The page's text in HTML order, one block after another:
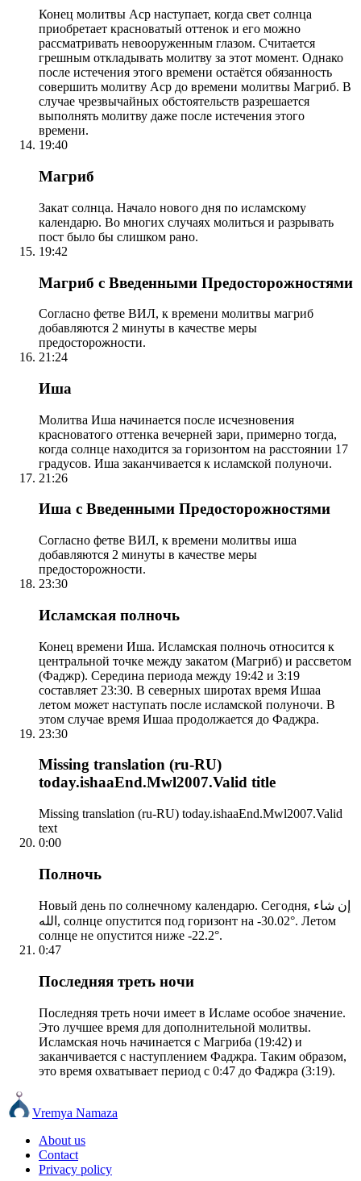
Конец молитвы Аср наступает, когда свет солнца
приобретает красноватый оттенок и его можно
рассматривать невооруженным глазом. Считается
грешным откладывать молитву за этот момент. Однако
после истечения этого времени остаётся обязанность
совершить молитву Аср до времени молитвы Магриб. В
случае чрезвычайных обстоятельств разрешается
выполнять молитву даже после истечения этого
времени.
19:40
Магриб
Закат солнца. Начало нового дня по исламскому
календарю. Во многих случаях молиться и разрывать
пост было бы слишком рано.
19:42
Магриб с Введенными Предосторожностями
Согласно фетве ВИЛ, к времени молитвы магриб
добавляются 2 минуты в качестве меры
предосторожности.
21:24
Иша
Молитва Иша начинается после исчезновения
красноватого оттенка вечерней зари, примерно тогда,
когда солнце находится за горизонтом на расстоянии 17
градусов. Иша заканчивается к исламской полуночи.
21:26
Иша с Введенными Предосторожностями
Согласно фетве ВИЛ, к времени молитвы иша
добавляются 2 минуты в качестве меры
предосторожности.
23:30
Исламская полночь
Конец времени Иша. Исламская полночь относится к
центральной точке между закатом (Магриб) и рассветом
(Фаджр). Середина периода между 19:42 и 3:19
составляет 23:30. В северных широтах время Ишаа
летом может наступать после исламской полуночи. В
этом случае время Ишаа продолжается до Фаджра.
23:30
Missing translation (ru-RU)
today.ishaaEnd.Mwl2007.Valid title
Missing translation (ru-RU) today.ishaaEnd.Mwl2007.Valid
text
0:00
Полночь
Новый день по солнечному календарю. Сегодня, إن شاء
الله, солнце опустится под горизонт на -30.02°. Летом
солнце не опустится ниже -22.2°.
0:47
Последняя треть ночи
Последняя треть ночи имеет в Исламе особое значение.
Это лучшее время для дополнительной молитвы.
Исламская ночь начинается с Магриба (19:42) и
заканчивается с наступлением Фаджра. Таким образом,
это время охватывает период с 0:47 до Фаджра (3:19).
Vremya Namaza
About us
Contact
Privacy policy